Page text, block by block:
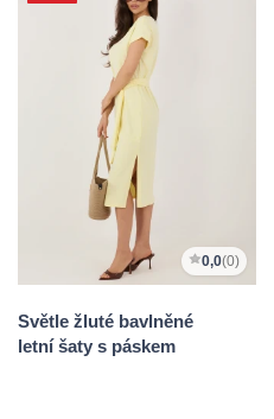
0,0(0)
Světle žluté bavlněné
letní šaty s páskem